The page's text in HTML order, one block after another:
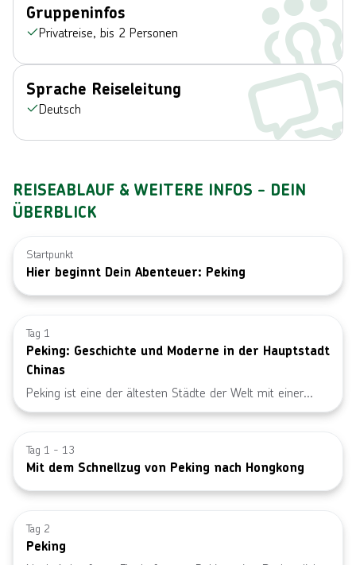
Gruppeninfos
Privatreise, bis 2 Personen
Sprache Reiseleitung
Deutsch
REISEABLAUF & WEITERE INFOS - DEIN
ÜBERBLICK
Startpunkt
Hier beginnt Dein Abenteuer: Peking
Bild von ©
Tag 1
Peking: Geschichte und Moderne in der Hauptstadt
Chinas
Peking ist eine der ältesten Städte der Welt mit einer
Geschichte, die über 3.000 Jahre zurückreicht. Sie ist ein
historische Stätten, darunter die Verbotene Stadt, eine
beeindruckende, kaiserliche Palastanlage aus dem Ming-
und Qing-Dynastie-Zeitalter. Das moderne Peking ist
Wolkenkratzern, Einkaufszentren und einem ausgeprägten
kulturellen Erbe.
Bild von ©
Tag 1 - 13
Mit dem Schnellzug von Peking nach Hongkong
Bild von ©
Tag 2
Peking